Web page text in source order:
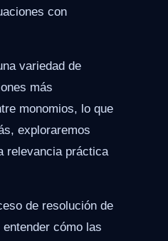
con
variedad de
más
monomios, lo que
exploraremos
relevancia práctica
de resolución de
cómo las